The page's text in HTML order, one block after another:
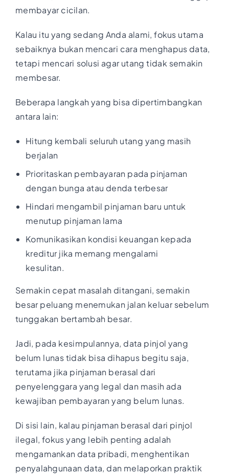
membayar cicilan.
Kalau itu yang sedang Anda alami, fokus utama
sebaiknya bukan mencari cara menghapus data,
tetapi mencari solusi agar utang tidak semakin
membesar.
Beberapa langkah yang bisa dipertimbangkan
antara lain:
Hitung kembali seluruh utang yang masih
berjalan
Prioritaskan pembayaran pada pinjaman
dengan bunga atau denda terbesar
Hindari mengambil pinjaman baru untuk
menutup pinjaman lama
Komunikasikan kondisi keuangan kepada
kreditur jika memang mengalami
kesulitan.
Semakin cepat masalah ditangani, semakin
besar peluang menemukan jalan keluar sebelum
tunggakan bertambah besar.
Jadi, pada kesimpulannya, data pinjol yang
belum lunas tidak bisa dihapus begitu saja,
terutama jika pinjaman berasal dari
penyelenggara yang legal dan masih ada
kewajiban pembayaran yang belum lunas.
Di sisi lain, kalau pinjaman berasal dari pinjol
ilegal, fokus yang lebih penting adalah
mengamankan data pribadi, menghentikan
penyalahgunaan data, dan melaporkan praktik